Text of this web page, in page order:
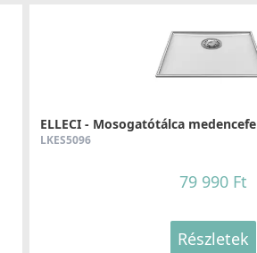
ELLECI - Mosogatótálca
LKES5096
79 990 Ft
Részletek